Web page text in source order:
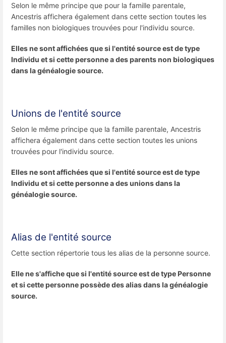
Selon le même principe que pour la famille parentale,
Ancestris affichera également dans cette section toutes les
familles non biologiques trouvées pour l'individu source.
Elles ne sont affichées que si l'entité source est de type
Individu et si cette personne a des parents non biologiques
dans la généalogie source.
Unions de l'entité source
Selon le même principe que la famille parentale, Ancestris
affichera également dans cette section toutes les unions
trouvées pour l'individu source.
Elles ne sont affichées que si l'entité source est de type
Individu et si cette personne a des unions dans la
généalogie source.
Alias de l'entité source
Cette section répertorie tous les alias de la personne source.
Elle ne s'affiche que si l'entité source est de type Personne
et si cette personne possède des alias dans la généalogie
source.